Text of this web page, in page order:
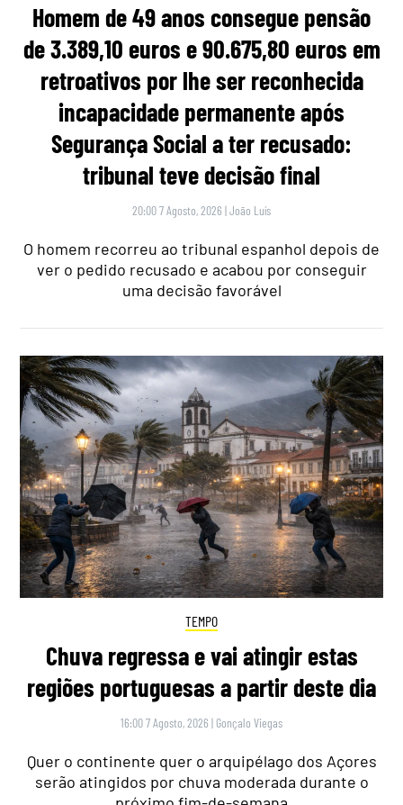
Homem de 49 anos consegue pensão
de 3.389,10 euros e 90.675,80 euros em
retroativos por lhe ser reconhecida
incapacidade permanente após
Segurança Social a ter recusado:
tribunal teve decisão final
20:00 7 Agosto, 2026 |João Luís
O homem recorreu ao tribunal espanhol depois de
ver o pedido recusado e acabou por conseguir
uma decisão favorável
TEMPO
Chuva regressa e vai atingir estas
regiões portuguesas a partir deste dia
16:00 7 Agosto, 2026 | Gonçalo Viegas
Quer o continente quer o arquipélago dos Açores
serão atingidos por chuva moderada durante o